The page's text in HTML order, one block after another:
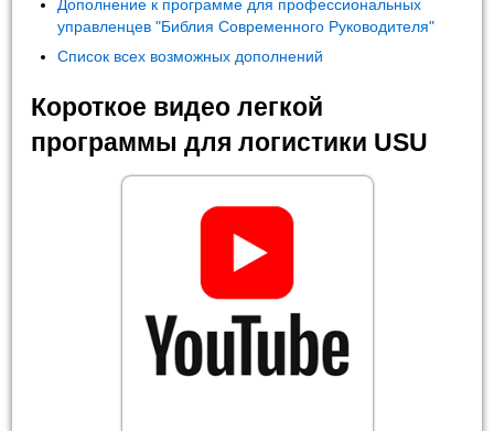
Дополнение к программе для профессиональных
управленцев "Библия Современного Руководителя"
Список всех возможных дополнений
Короткое видео легкой
программы для логистики USU